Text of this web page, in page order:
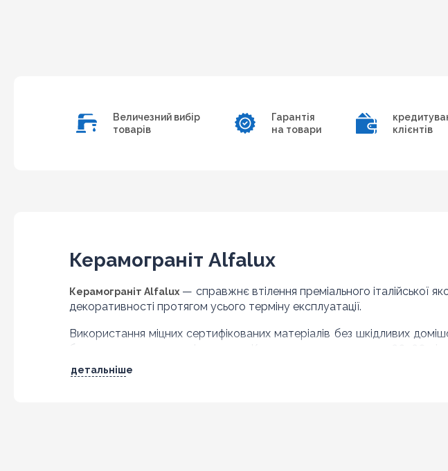
Величезний вибір
товарів
Гарантія
на товари
клієнтів
Керамограніт Alfalux
Керамограніт Alfalux — справжнє втілення преміального італійської
декоративності протягом усього терміну експлуатації.
Використання міцних сертифікованих матеріалів без шкідливих
безпечного для здоров'я людини. Крупноразмерная плитка 60х60
перетворює будь-який інтер'єр.
детальніше